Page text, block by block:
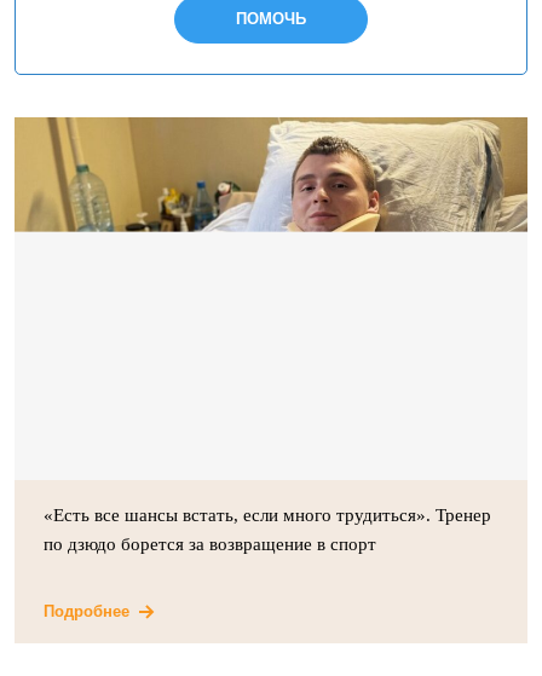
ПОМОЧЬ
«Есть все шансы встать, если много трудиться». Тренер
по дзюдо борется за возвращение в спорт
Подробнее